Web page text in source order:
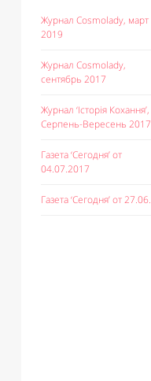
Журнал Cosmolady, март
2019
Журнал Cosmolady,
сентябрь 2017
Журнал ‘Історія Кохання’,
Серпень-Вересень 2017
Газета ‘Сегодня’ от
04.07.2017
Газета ‘Сегодня’ от